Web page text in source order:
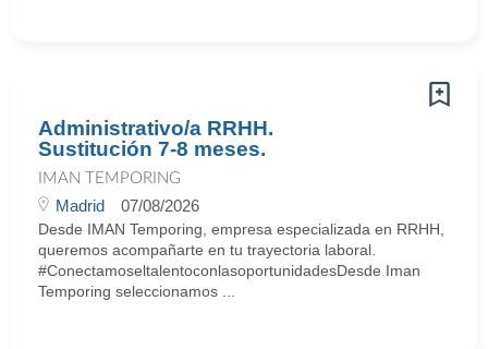
Administrativo/a RRHH.
Sustitución 7-8 meses.
IMAN TEMPORING
Madrid 07/08/2026
Desde IMAN Temporing, empresa especializada en RRHH,
queremos acompañarte en tu trayectoria laboral.
#ConectamoseltalentoconlasoportunidadesDesde Iman
Temporing seleccionamos ...